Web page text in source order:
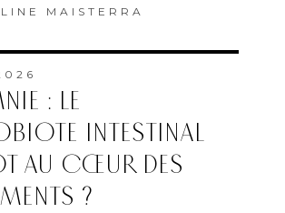
MAISTERRA
: LE
INTESTINAL
AU CŒUR DES
?